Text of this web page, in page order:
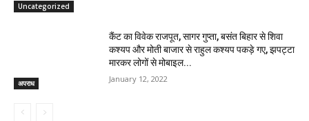
Uncategorized
अपराध
कैंट का विवेक राजपूत, सागर गुप्ता, बसंत बिहार से शिवा
कश्यप और मोती बाजार से राहुल कश्यप पकड़े गए, झपट्टा
मारकर लोगों से मोबाइल...
January 12, 2022